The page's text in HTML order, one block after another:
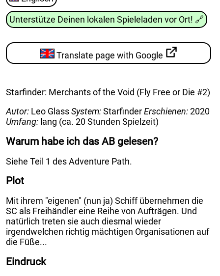
Unterstütze Deinen lokalen Spieleladen vor Ort! 🔗
Translate page with Google
Starfinder: Merchants of the Void (Fly Free or Die #2)
Autor: Leo GlassSystem:StarfinderErschienen:2020
Umfang: lang (ca. 20 Stunden Spielzeit)
Warum habe ich das AB gelesen?
Siehe Teil 1 des Adventure Path.
Plot
Mit ihrem "eigenen" (nun ja) Schiff übernehmen die
SC als Freihändler eine Reihe von Aufträgen. Und
natürlich treten sie auch diesmal wieder
irgendwelchen richtig mächtigen Organisationen auf
die Füße...
Eindruck